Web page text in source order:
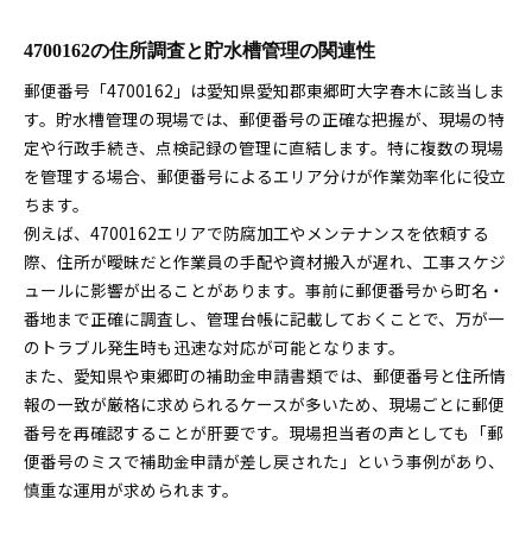
4700162の住所調査と貯水槽管理の関連性
郵便番号「4700162」は愛知県愛知郡東郷町大字春木に該当しま
す。貯水槽管理の現場では、郵便番号の正確な把握が、現場の特
定や行政手続き、点検記録の管理に直結します。特に複数の現場
を管理する場合、郵便番号によるエリア分けが作業効率化に役立
ちます。
例えば、4700162エリアで防腐加工やメンテナンスを依頼する
際、住所が曖昧だと作業員の手配や資材搬入が遅れ、工事スケジ
ュールに影響が出ることがあります。事前に郵便番号から町名・
番地まで正確に調査し、管理台帳に記載しておくことで、万が一
のトラブル発生時も迅速な対応が可能となります。
また、愛知県や東郷町の補助金申請書類では、郵便番号と住所情
報の一致が厳格に求められるケースが多いため、現場ごとに郵便
番号を再確認することが肝要です。現場担当者の声としても「郵
便番号のミスで補助金申請が差し戻された」という事例があり、
慎重な運用が求められます。